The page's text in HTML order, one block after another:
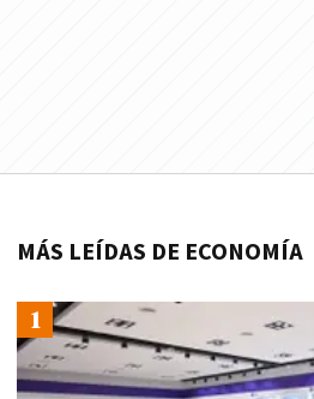
MÁS LEÍDAS DE ECONOMÍA